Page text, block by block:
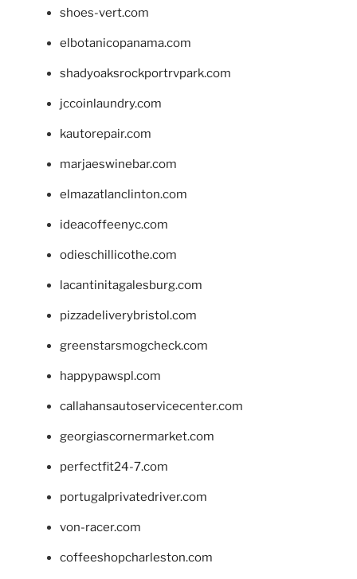
shoes-vert.com
elbotanicopanama.com
shadyoaksrockportrvpark.com
jccoinlaundry.com
kautorepair.com
marjaeswinebar.com
elmazatlanclinton.com
ideacoffeenyc.com
odieschillicothe.com
lacantinitagalesburg.com
pizzadeliverybristol.com
greenstarsmogcheck.com
happypawspl.com
callahansautoservicecenter.com
georgiascornermarket.com
perfectfit24-7.com
portugalprivatedriver.com
von-racer.com
coffeeshopcharleston.com